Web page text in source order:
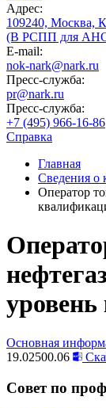
Адрес:
109240, Москва,
(В РСПП для
E-mail:
nok-nark@nark.ru
Пресс-служба:
pr@nark.ru
Пресс-служба:
+7 (495) 966-16-86
Справка
Главная
Сведения о
Оператор
Основная
19.02500.06
Совет по